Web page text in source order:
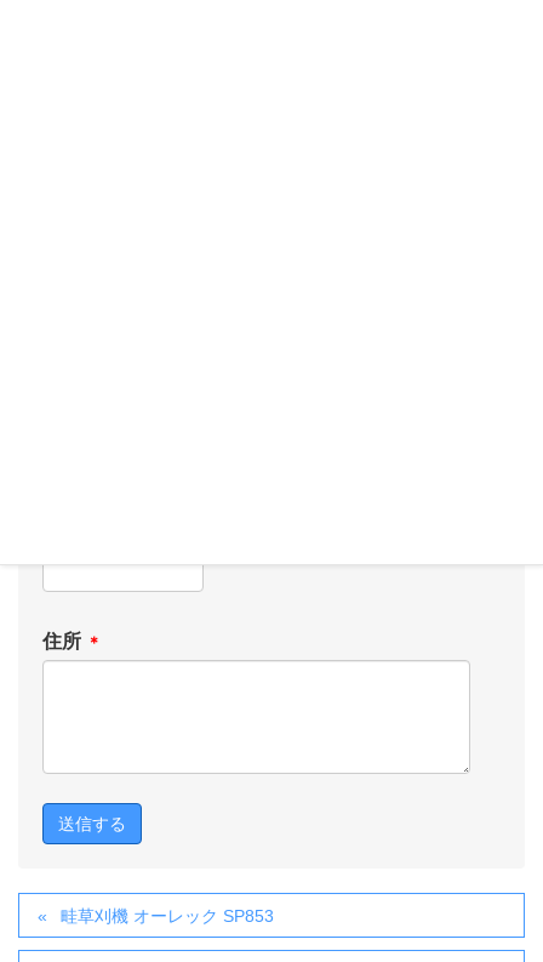
住所 ＊
畦草刈機 オーレック SP853